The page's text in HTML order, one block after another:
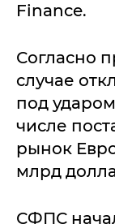
Finance.
Согласно
случае
под
числе
рынок
млрд
СФПС